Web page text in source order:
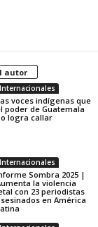
autor
Internacionales
voces indígenas que
poder de Guatemala
logra callar
Internacionales
Sombra 2025 |
la violencia
con 23 periodistas
en América